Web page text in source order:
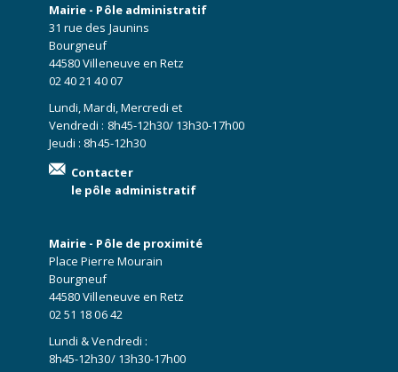
Mairie - Pôle administratif
31 rue des Jaunins
Bourgneuf
44580 Villeneuve en Retz
02 40 21 40 07
Lundi, Mardi, Mercredi et
Vendredi : 8h45-12h30/ 13h30-17h00
Jeudi : 8h45-12h30
Contacter
le pôle administratif
Mairie - Pôle de proximité
Place Pierre Mourain
Bourgneuf
44580 Villeneuve en Retz
02 51 18 06 42
Lundi & Vendredi :
8h45-12h30/ 13h30-17h00